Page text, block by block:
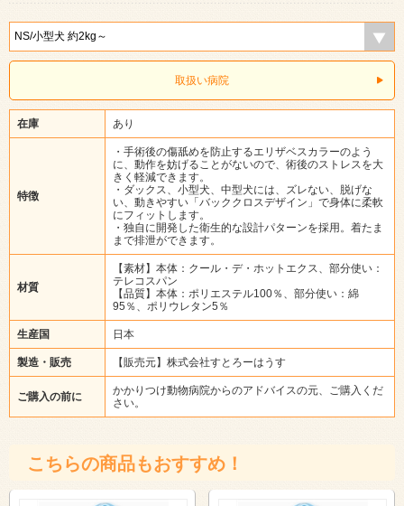
取扱い病院
在庫 あり
特徴
・手術後の傷舐めを防止するエリザベスカラーのよう
に、動作を妨げることがないので、術後のストレスを大
きく軽減できます。
・ダックス、小型犬、中型犬には、ズレない、脱げな
い、動きやすい「バッククロスデザイン」で身体に柔軟
にフィットします。
・独自に開発した衛生的な設計パターンを採用。着たま
まで排泄ができます。
材質
【素材】本体：クール・デ・ホットエクス、部分使い：
テレコスパン
【品質】本体：ポリエステル100％、部分使い：綿
95％、ポリウレタン5％
生産国 日本
製造・販売 【販売元】株式会社すとろーはうす
ご購入の前に
かかりつけ動物病院からのアドバイスの元、ご購入くだ
さい。
こちらの商品もおすすめ！